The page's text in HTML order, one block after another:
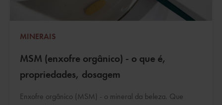
MINERAIS
MSM (enxofre orgânico) - o que é,
propriedades, dosagem
Enxofre orgânico (MSM) - o mineral da beleza. Que